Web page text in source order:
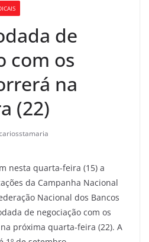
de
com os
na
(22)
nesta quarta-feira (15) a
da Campanha Nacional
Nacional dos Bancos
de negociação com os
próxima quarta-feira (22). A